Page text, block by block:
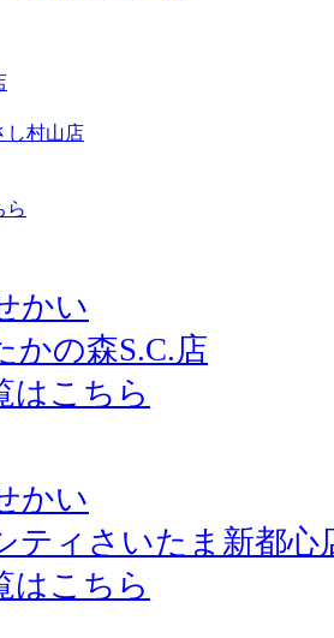
し村山店
ら
かい
かの森S.C.店
はこちら
かい
ティさいたま新都心
はこちら